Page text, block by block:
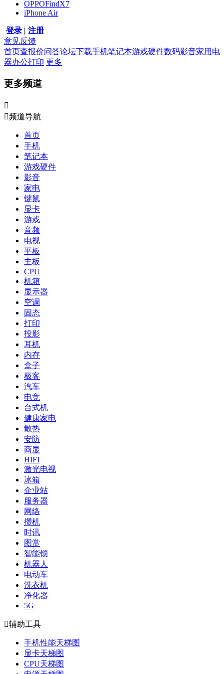
OPPOFindX7
iPhone Air
登录
注册
意见反馈
首页查报价问答论坛 下载手机笔记本游戏硬件数码影音家用电
器办公打印 更多
更多频道

频道导航
首页
手机
笔记本
游戏硬件
影音
家电
键鼠
显卡
游戏
音频
电视
平板
主板
CPU
机箱
显示器
空调
固态
打印
投影
耳机
内存
盒子
极客
汽车
电竞
台式机
健康家电
散热
安防
商显
HIFI
激光电视
冰箱
企业站
服务器
网络
攒机
时讯
图赏
智能锁
机器人
电动车
洗衣机
净化器
5G
辅助工具
手机性能天梯图
显卡天梯图
CPU天梯图